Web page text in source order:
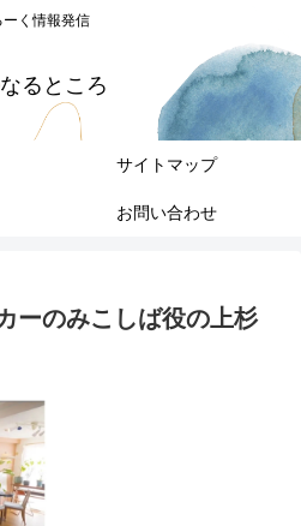
ーく情報発信
るところ
サイトマップ
お問い合わせ
ーのみこしば役の上杉